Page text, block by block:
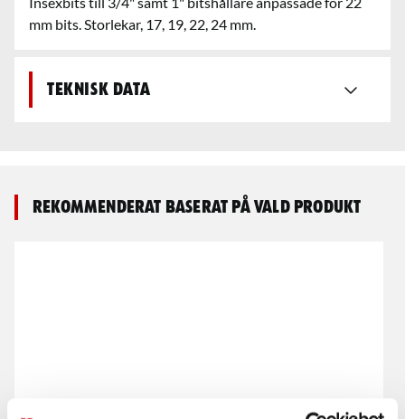
mm bits. Storlekar, 17, 19, 22, 24 mm.
Teknisk data
Rekommenderat baserat på vald produkt
Bits TX